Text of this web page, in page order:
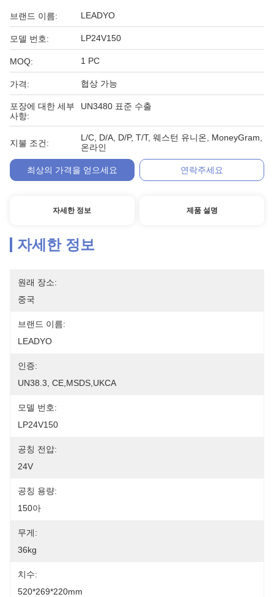
브랜드 이름: LEADYO
모델 번호: LP24V150
MOQ: 1 PC
가격: 협상 가능
포장에 대한 세부
사항:
UN3480 표준 수출
지불 조건:
L/C, D/A, D/P, T/T, 웨스턴 유니온, MoneyGram,
온라인
최상의 가격을 얻으세요 연락주세요
자세한 정보 제품 설명
자세한 정보
원래 장소:
중국
브랜드 이름:
LEADYO
인증:
UN38.3, CE,MSDS,UKCA
모델 번호:
LP24V150
공칭 전압:
24V
공칭 용량:
150아
무게:
36kg
치수:
520*269*220mm